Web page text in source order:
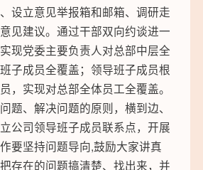
设立意见举报箱和邮箱、调研走
见建议。通过干部双向约谈进一
现党委主要负责人对总部中层全
子成员全覆盖；领导班子成员根
，实现对总部全体员工全覆盖。
题、解决问题的原则，横到边、
公司领导班子成员联系点，开展
要坚持问题导向,鼓励大家讲真
存在的问题搞清楚、找出来，并